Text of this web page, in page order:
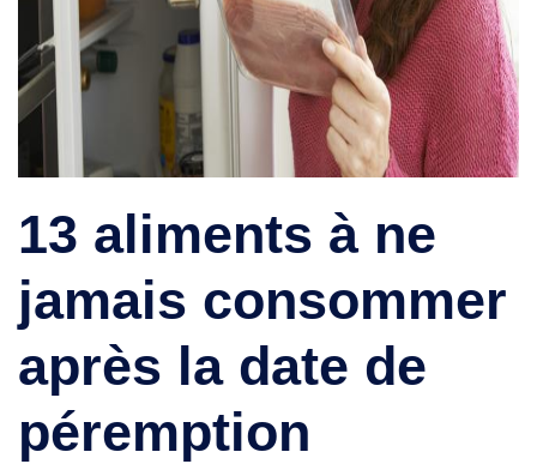
13 aliments à ne
jamais consommer
après la date de
péremption